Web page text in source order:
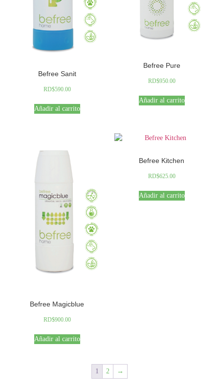
Befree Sanit
RD$590.00
Añadir al carrito
Befree Pure
RD$950.00
Añadir al carrito
Befree Magicblue
RD$900.00
Añadir al carrito
Befree Kitchen
RD$625.00
Añadir al carrito
1 2 →